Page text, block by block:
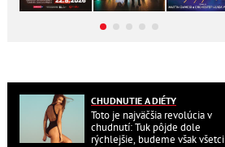
CHUDNUTIE A DIÉTY
Toto je najväčšia revolúcia v
chudnutí: Tuk pôjde dole
rýchlejšie, budeme však všetci